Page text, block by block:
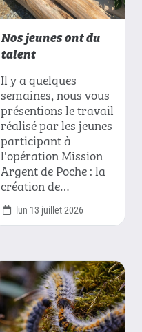
Nos jeunes ont du
talent
Il y a quelques
semaines, nous vous
présentions le travail
réalisé par les jeunes
participant à
l'opération Mission
Argent de Poche : la
création de…
lun 13 juillet 2026